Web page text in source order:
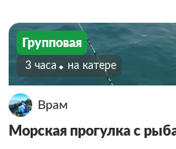
Групповая
3 часа На катере
Врам
Морская прогулка с